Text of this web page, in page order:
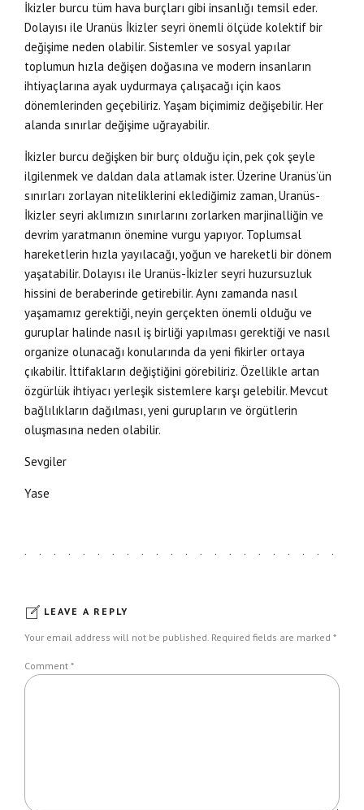
İkizler burcu tüm hava burçları gibi insanlığı temsil eder.
Dolayısı ile Uranüs İkizler seyri önemli ölçüde kolektif bir
değişime neden olabilir. Sistemler ve sosyal yapılar
toplumun hızla değişen doğasına ve modern insanların
ihtiyaçlarına ayak uydurmaya çalışacağı için kaos
dönemlerinden geçebiliriz. Yaşam biçimimiz değişebilir. Her
alanda sınırlar değişime uğrayabilir.
İkizler burcu değişken bir burç olduğu için, pek çok şeyle
ilgilenmek ve daldan dala atlamak ister. Üzerine Uranüs’ün
sınırları zorlayan niteliklerini eklediğimiz zaman, Uranüs-
İkizler seyri aklımızın sınırlarını zorlarken marjinalliğin ve
devrim yaratmanın önemine vurgu yapıyor. Toplumsal
hareketlerin hızla yayılacağı, yoğun ve hareketli bir dönem
yaşatabilir. Dolayısı ile Uranüs-İkizler seyri huzursuzluk
hissini de beraberinde getirebilir. Aynı zamanda nasıl
yaşamamız gerektiği, neyin gerçekten önemli olduğu ve
guruplar halinde nasıl iş birliği yapılması gerektiği ve nasıl
organize olunacağı konularında da yeni fikirler ortaya
çıkabilir. İttifakların değiştiğini görebiliriz. Özellikle artan
özgürlük ihtiyacı yerleşik sistemlere karşı gelebilir. Mevcut
bağlılıkların dağılması, yeni gurupların ve örgütlerin
oluşmasına neden olabilir.
Sevgiler
Yase
LEAVE A REPLY
Your email address will not be published. Required fields are marked *
Comment *